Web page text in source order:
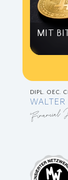
MIT
DIPL. OEC.
Financial